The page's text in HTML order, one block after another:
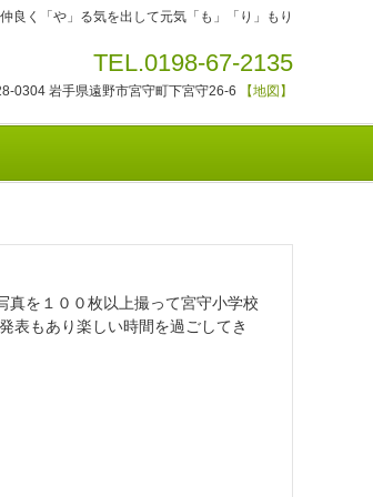
仲良く「や」る気を出して元気「も」「り」もり
TEL.0198-67-2135
0304 岩手県遠野市宮守町下宮守26-6 【地図】
真を１００枚以上撮って宮守小学校
表もあり楽しい時間を過ごしてき